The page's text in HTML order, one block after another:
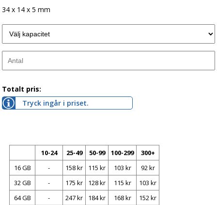
34 x 14 x 5 mm
Totalt pris:
Tryck ingår i priset.
10-24 25-49 50-99 100-299
300+
16 GB
- 158 kr 115 kr 103 kr
92 kr
32 GB
- 175 kr 128 kr 115 kr
103 kr
64 GB
- 247 kr 184 kr 168 kr
152 kr